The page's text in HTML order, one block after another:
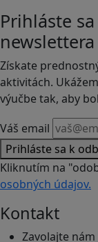
Prihláste
newslettera
Získate
aktivitách.
výučbe tak, aby
Váš email
Prihláste sa k
Kliknutím na
osobných údajov.
Kontakt
Zavolajte nám